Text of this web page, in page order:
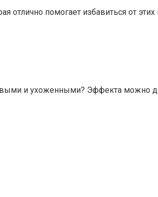
отлично помогает избавиться от
и ухоженными? Эффекта можно